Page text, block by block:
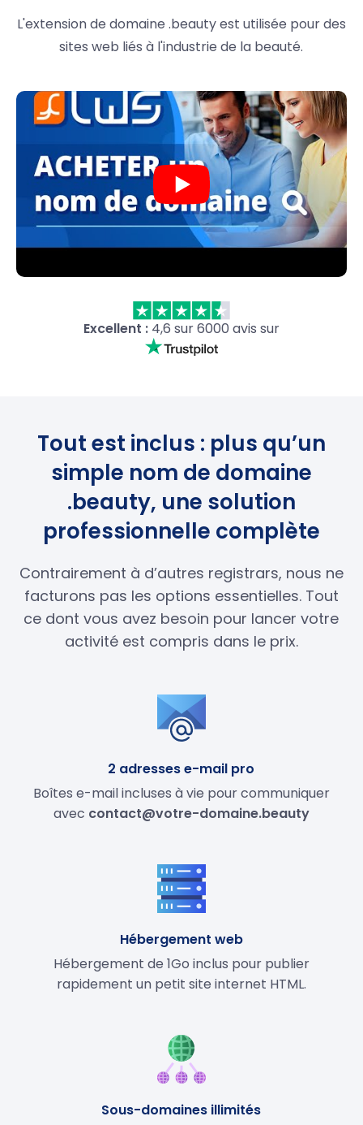
L'extension de domaine .beauty est utilisée pour des
sites web liés à l'industrie de la beauté.
Excellent :4,6 sur 6000 avis sur
Tout est inclus : plus qu’un
simple nom de domaine
.beauty, une solution
professionnelle complète
Contrairement à d’autres registrars, nous ne
facturons pas les options essentielles. Tout
ce dont vous avez besoin pour lancer votre
activité est compris dans le prix.
2 adresses e-mail pro
Boîtes e-mail incluses à vie pour communiquer
avec contact@votre-domaine.beauty
Hébergement web
Hébergement de 1Go inclus pour publier
rapidement un petit site internet HTML.
Sous-domaines illimités